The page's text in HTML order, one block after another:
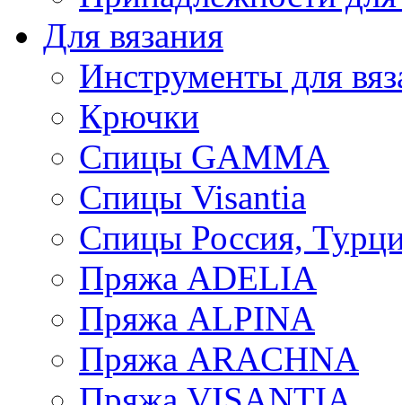
Для вязания
Инструменты для
Крючки
Спицы GAMMA
Спицы Visantia
Спицы Россия,
Пряжа ADELIA
Пряжа ALPINA
Пряжа ARACHNA